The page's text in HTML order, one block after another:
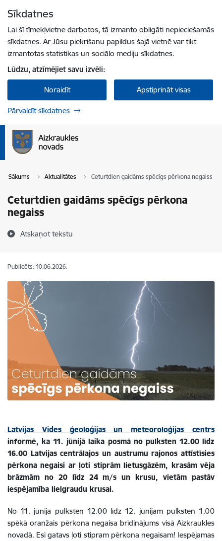
Sīkdatnes
Lai šī tīmekļvietne darbotos, tā izmanto obligāti nepieciešamās
sīkdatnes. Ar Jūsu piekrišanu papildus šajā vietnē var tikt
izmantotas statistikas un sociālo mediju sīkdatnes.
Lūdzu, atzīmējiet savu izvēli:
Noraidīt Apstiprināt visas
Pārvaldīt sīkdatnes
Sākums Aktualitātes Ceturtdien gaidāms spēcīgs pērkona negaiss
Ceturtdien gaidāms spēcīgs pērkona
negaiss
Atskaņot tekstu
Publicēts: 10.06.2026.
Latvijas Vides ģeoloģijas un meteoroloģijas centrs
informē, ka 11. jūnijā laika posmā no pulksten 12.00 līdz
16.00 Latvijas centrālajos un austrumu rajonos attīstīsies
pērkona negaisi ar ļoti stiprām lietusgāzēm, krasām vēja
brāzmām no 20 līdz 24 m/s un krusu, vietām pastāv
iespējamība lielgraudu krusai.
No 11. jūnija pulksten 12.00 līdz 12. jūnijam pulksten 1.00
spēkā oranžais pērkona negaisa brīdinājums visā Aizkraukles
novadā. Esi gatavs ļoti stipram pērkona negaisam! Iespējamas